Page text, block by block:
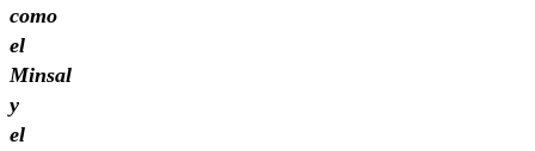
como
el
Minsal
y
el